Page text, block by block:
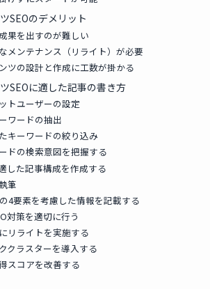
SEOのデメリット
果を出すのが難しい
メンテナンス（リライト）が必要
ツの設計と作成に工数が掛かる
SEOに適した記事の書き方
トユーザーの設定
ワードの抽出
キーワードの絞り込み
ドの検索意図を把握する
した記事構成を作成する
筆
の4要素を考慮した情報を記載する
対策を適切に行う
リライトを実施する
クラスターを導入する
スコアを改善する